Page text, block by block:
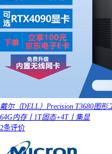
戴尔（DELL）Precision T3680图形
64G内存丨1T固态+4T丨集显
2条评价